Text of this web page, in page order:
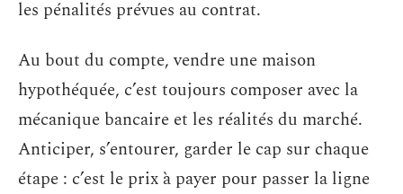
les pénalités prévues au contrat.
Au bout du compte, vendre une maison
hypothéquée, c’est toujours composer avec la
mécanique bancaire et les réalités du marché.
Anticiper, s’entourer, garder le cap sur chaque
étape : c’est le prix à payer pour passer la ligne